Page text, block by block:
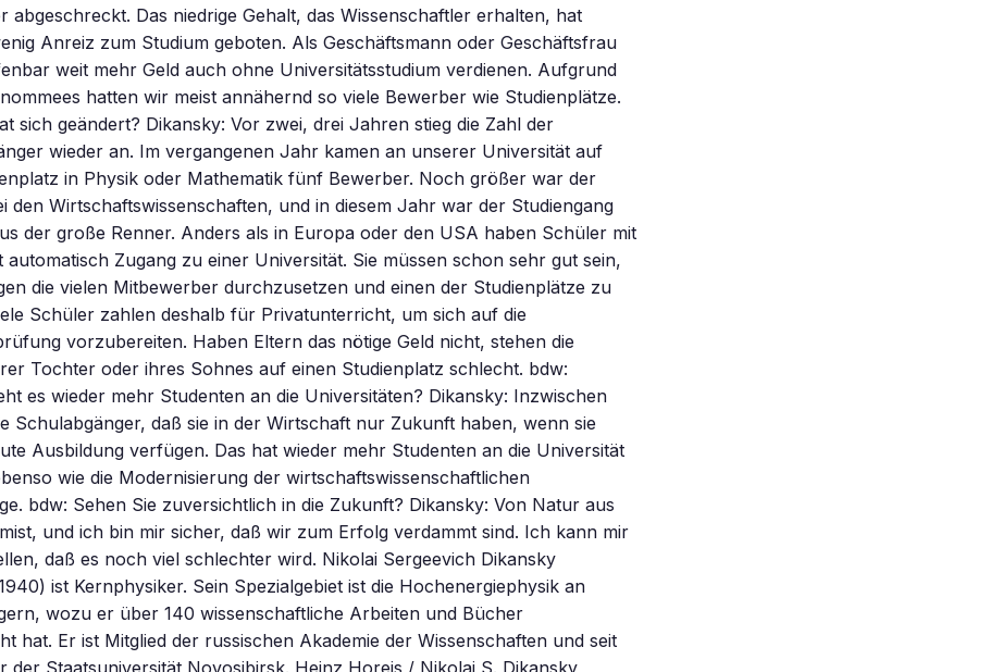
abgeschreckt. Das niedrige Gehalt, das Wissenschaftler erhalten, hat
Anreiz zum Studium geboten. Als Geschäftsmann oder Geschäftsfrau
weit mehr Geld auch ohne Universitätsstudium verdienen. Aufgrund
hatten wir meist annähernd so viele Bewerber wie Studienplätze.
sich geändert? Dikansky: Vor zwei, drei Jahren stieg die Zahl der
wieder an. Im vergangenen Jahr kamen an unserer Universität auf
in Physik oder Mathematik fünf Bewerber. Noch größer war der
den Wirtschaftswissenschaften, und in diesem Jahr war der Studiengang
der große Renner. Anders als in Europa oder den USA haben Schüler mit
automatisch Zugang zu einer Universität. Sie müssen schon sehr gut sein,
die vielen Mitbewerber durchzusetzen und einen der Studienplätze zu
Schüler zahlen deshalb für Privatunterricht, um sich auf die
vorzubereiten. Haben Eltern das nötige Geld nicht, stehen die
Tochter oder ihres Sohnes auf einen Studienplatz schlecht. bdw:
es wieder mehr Studenten an die Universitäten? Dikansky: Inzwischen
Schulabgänger, daß sie in der Wirtschaft nur Zukunft haben, wenn sie
Ausbildung verfügen. Das hat wieder mehr Studenten an die Universität
wie die Modernisierung der wirtschaftswissenschaftlichen
bdw: Sehen Sie zuversichtlich in die Zukunft? Dikansky: Von Natur aus
und ich bin mir sicher, daß wir zum Erfolg verdammt sind. Ich kann mir
daß es noch viel schlechter wird. Nikolai Sergeevich Dikansky
ist Kernphysiker. Sein Spezialgebiet ist die Hochenergiephysik an
wozu er über 140 wissenschaftliche Arbeiten und Bücher
hat. Er ist Mitglied der russischen Akademie der Wissenschaften und seit
der Staatsuniversität Novosibirsk. Heinz Horeis / Nikolai S. Dikansky